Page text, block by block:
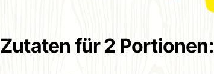
Zutaten für 2 Portionen: